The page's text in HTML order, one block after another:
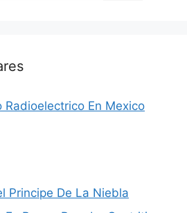
Radioelectrico En Mexico
Principe De La Niebla